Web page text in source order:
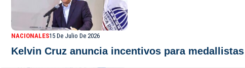
NACIONALES15 De Julio De 2026
Kelvin Cruz anuncia incentivos para